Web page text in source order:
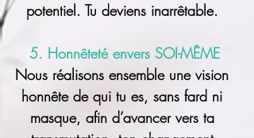
potentiel. Tu deviens inarrêtable.
5. Honnêteté envers SOI-MÊME
Nous réalisons ensemble une vision
honnête de qui tu es, sans fard ni
masque, afin d’avancer vers ta